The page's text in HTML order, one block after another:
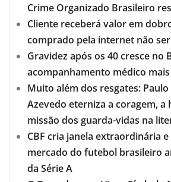
Crime Organizado Brasileiro
Cliente receberá valor em
comprado pela internet não
Gravidez após os 40 cresce no
acompanhamento médico
Muito além dos resgates:
Azevedo eterniza a coragem, a
missão dos guarda-vidas na
CBF cria janela extraordinária
mercado do futebol brasileiro
da Série A